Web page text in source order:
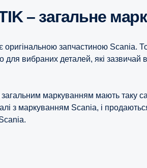
– загальне
оригінальною запчастиною Scania.
для вибраних деталей, які зазвичай
загальним маркуванням мають таку
з маркуванням Scania, і